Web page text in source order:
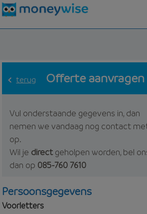
terug Offerte aanvragen
Vul onderstaande gegevens in, dan
nemen we vandaag nog contact
op.
Wil je directgeholpen worden, bel
dan op 085-760 7610
Persoonsgegevens
Voorletters